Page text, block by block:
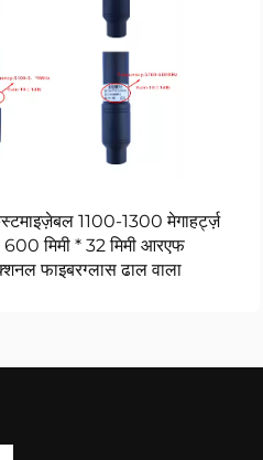
1100-1300 मेगाहर्ट्ज़
600 मिमी * 32 मिमी आरएफ
फाइबरग्लास ढाल वाला